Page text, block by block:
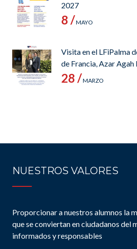
2027
8 /MAYO
Visita en el LFiPalma
de Francia, Azar
28 /MARZO
NUESTROS VALORES
Proporcionar a nuestros alumnos la
que se conviertan en ciudadanos del
informados y responsables